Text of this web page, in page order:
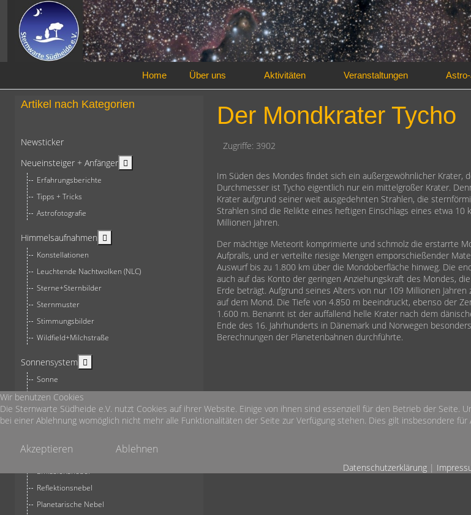
Home Über uns Aktivitäten Veranstaltungen
Artikel nach Kategorien
Newsticker
Neueinsteiger + Anfänger
Erfahrungsberichte
Tipps + Tricks
Astrofotografie
Himmelsaufnahmen
Konstellationen
Leuchtende Nachtwolken (NLC)
Sterne+Sternbilder
Sternmuster
Stimmungsbilder
Wildfield+Milchstraße
Sonnensystem
Sonne
Mond
Planeten
Galaxien
Emissionsnebel
Reflektionsnebel
Planetarische Nebel
Der Mondkrater Tycho
Zugriffe: 3902
Im Süden des Mondes findet sich ein außergewöhnlicher Krater,
Durchmesser ist Tycho eigentlich nur ein mittelgroßer Krater.
Krater aufgrund seiner weit ausgedehnten Strahlen, die
Strahlen sind die Relikte eines heftigen Einschlags eines etwa
Millionen Jahren.
Der mächtige Meteorit komprimierte und schmolz die erstarrte
Aufpralls, und er verteilte riesige Mengen emporschießender
Auswurf bis zu 1.800 km über die Mondoberfläche hinweg. Die
auch auf das Konto der geringen Anziehungskraft des Mondes,
Erde beträgt. Aufgrund seines Alters von nur 109 Millionen
auf dem Mond. Die Tiefe von 4.850 m beeindruckt, ebenso der
1.600 m. Benannt ist der auffallend helle Krater nach dem
Ende des 16. Jahrhunderts in Dänemark und Norwegen
Berechnungen der Planetenbahnen durchführte.
Wir benutzen Cookies
Die Sternwarte Südheide e.V. nutzt Cookies auf ihrer Website. Einige von ihnen sind essenziell für den Betrieb der Seite.
bei einer Ablehnung womöglich nicht mehr alle Funktionalitäten der Seite zur Verfügung stehen. Dies gilt insbesondere für
Akzeptieren Ablehnen
Datenschutzerklärung |